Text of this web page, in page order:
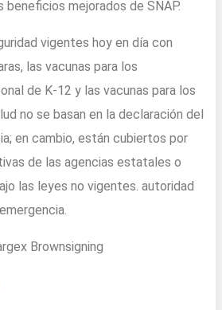
beneficios mejorados de SNAP.
vigentes hoy en día con
las vacunas para los
de K-12 y las vacunas para los
no se basan en la declaración del
en cambio, están cubiertos por
de las agencias estatales o
las leyes no vigentes. autoridad